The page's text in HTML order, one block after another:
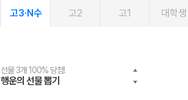
고3·N수 고2 고1 대학생
선물 3개 100% 당첨!
행운의 선물 뽑기
선물 100% 증정!
메가스터디 X 올리브
여름방학 스터디 캐시백
메가런 썸머스쿨
2027 러셀 단과
강사 공개선발
스마트러닝앱
설문 EVENT
메가패스
3일 무료 체험권
메가패스 수강생 무료혜택!
메가클럽 멤버십
사회공헌 캠페인
희망이룸 메가나눔